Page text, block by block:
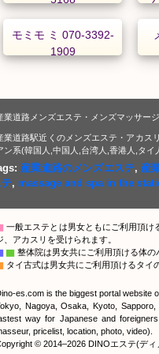
モミモ ミ 070-3392-
1909
業道路メンズエステ・メンズマッサー
業道路駅近くのメンズエステ・アカス
ン系(韓国人,中国人,台湾人,香港人,タ
産業道路のメンズエステ, 産
テ, massage and spa in the
一般エステとは男女ともにご利用頂
、アカスリを受けられます。
▇ 整体院は男女共にご利用頂ける体の
タイ古式は男女共にご利用頂けるタイ
es.com is the biggest portal website
Nagoya, Osaka, Kyoto,
way for Japanese and
pricelist, location, photo, video).
© 2014–2026 DINOエステ(デ